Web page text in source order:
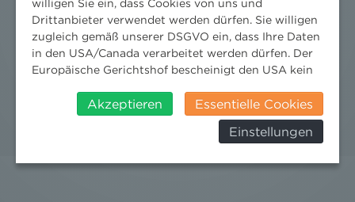
Mag. Paul Reichel
Partner
willigen Sie ein, dass Cookies von uns und
Drittanbieter verwendet werden dürfen. Sie willigen
zugleich gemäß unserer DSGVO ein, dass Ihre Daten
in den USA/Canada verarbeitet werden dürfen. Der
Europäische Gerichtshof bescheinigt den USA kein
insbesondere das Risiko, dass ihre Daten durch US-
Behörden, zu Kontroll- und zu
Überwachungszwecken, verarbeitet werden und
werden können. Zudem finden Sie am
Akzeptieren
Essentielle Cookies
Einstellungen